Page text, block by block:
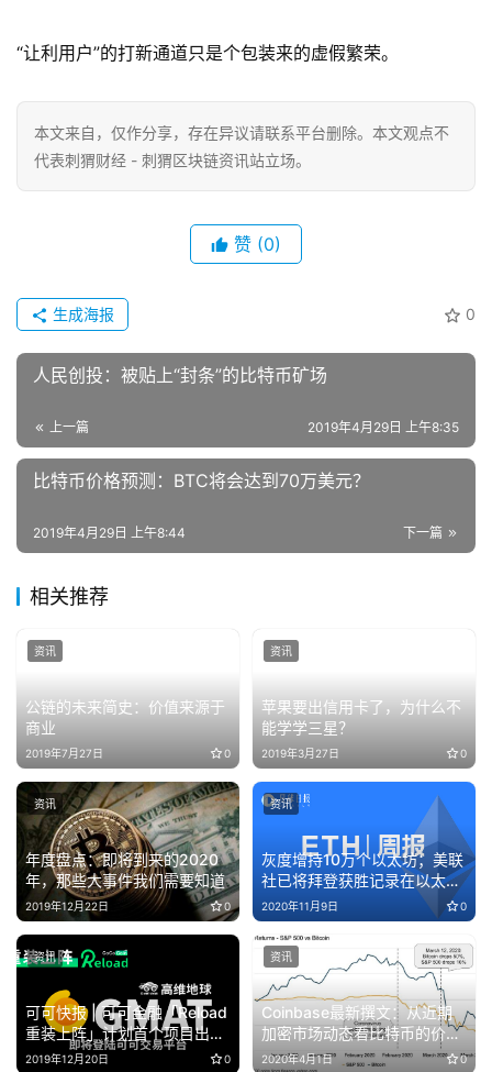
“让利用户”的打新通道只是个包装来的虚假繁荣。
本文来自 ，仅作分享，存在异议请联系平台删除。本文观点不
代表刺猬财经 - 刺猬区块链资讯站立场。
赞 (0)
0
生成海报
人民创投：被贴上“封条”的比特币矿场
上一篇 2019年4月29日 上午8:35
比特币价格预测：BTC将会达到70万美元？
下一篇
2019年4月29日 上午8:44
相关推荐
公链的未来简史：价值来源于
商业
2019年7月27日 0
资讯
苹果要出信用卡了，为什么不
能学学三星？
2019年3月27日 0
资讯
年度盘点：即将到来的2020
年，那些大事件我们需要知道
2019年12月22日 0
资讯
灰度增持10万个以太坊；美联
社已将拜登获胜记录在以太坊
区块链上（11.2-11.8）
2020年11月9日 0
资讯
可可快报 | 可可金融「Reload
重装上阵」计划首个项目出
炉，高维地球即将上线交易
2019年12月20日 0
资讯
Coinbase最新撰文：从近期
加密市场动态看比特币的价值
主张
2020年4月1日 0
资讯